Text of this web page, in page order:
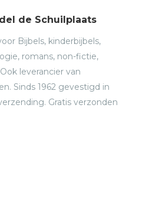
de Schuilplaats
Bijbels, kinderbijbels,
romans, non-fictie,
leverancier van
Sinds 1962 gevestigd in
Gratis verzonden